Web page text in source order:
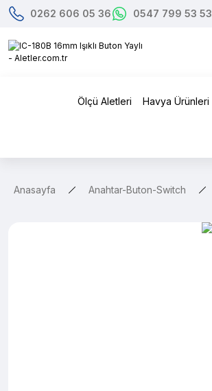
0262 606 05 36 0547 799 53 53
Ölçü Aletleri Havya Ürünleri
Anasayfa Anahtar-Buton-Switch